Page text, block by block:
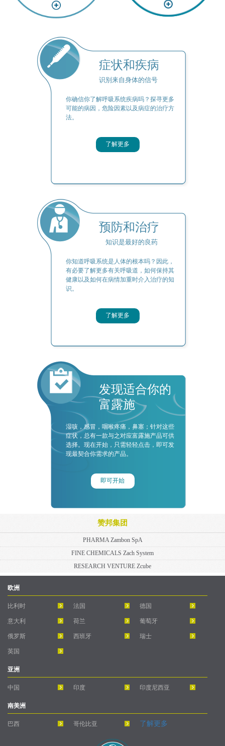
症状和疾病
识别来自身体的信号
你确信你了解呼吸系统疾病吗？探寻更多
可能的病因，危险因素以及病症的治疗方
法。
了解更多
预防和治疗
知识是最好的良药
你知道呼吸系统是人体的根本吗？因此，
有必要了解更多有关呼吸道，如何保持其
健康以及如何在病情加重时介入治疗的知
识。
了解更多
发现适合你的
富露施
湿咳，感冒，咽喉疼痛，鼻塞；针对这些
症状，总有一款与之对应富露施产品可供
选择。现在开始，只需轻轻点击，即可发
现最契合你需求的产品。
即可开始
赞邦集团
PHARMA Zambon SpA
FINE CHEMICALS Zach System
RESEARCH VENTURE Zcube
欧洲
比利时 法国 德国
意大利 荷兰 葡萄牙
俄罗斯 西班牙 瑞士
英国
亚洲
中国 印度 印度尼西亚
南美洲
巴西 哥伦比亚 了解更多